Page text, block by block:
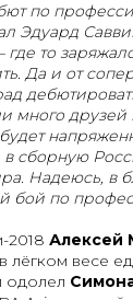
по
Эдуард
то
Да и от
много друзей
в сборную
Надеюсь, в
бой по
2018 Алексей
весе
одолел